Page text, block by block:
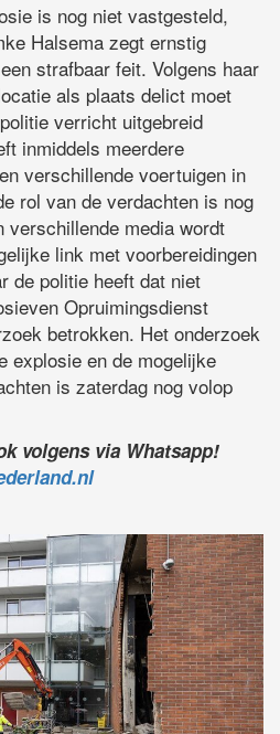
is nog niet vastgesteld,
Halsema zegt ernstig
strafbaar feit. Volgens haar
als plaats delict moet
verricht uitgebreid
inmiddels meerdere
verschillende voertuigen in
rol van de verdachten is nog
verschillende media wordt
link met voorbereidingen
de politie heeft dat niet
Opruimingsdienst
betrokken. Het onderzoek
explosie en de mogelijke
is zaterdag nog volop
volgens via Whatsapp!